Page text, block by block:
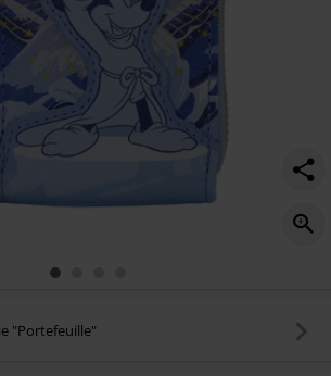
"Portefeuille"